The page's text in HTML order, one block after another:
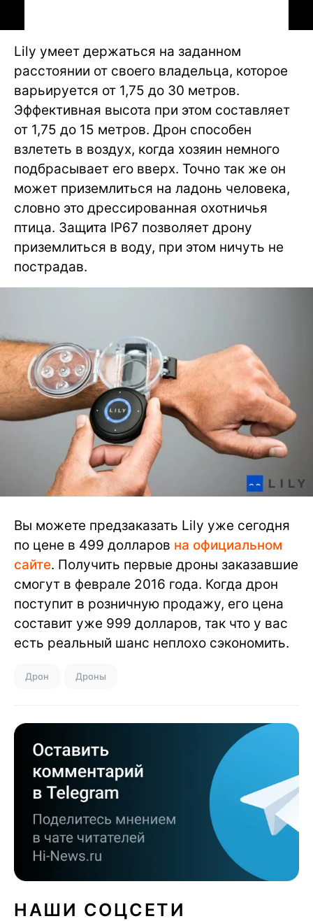
Lily умеет держаться на заданном
расстоянии от своего владельца, которое
варьируется от 1,75 до 30 метров.
Эффективная высота при этом составляет
от 1,75 до 15 метров. Дрон способен
взлететь в воздух, когда хозяин немного
подбрасывает его вверх. Точно так же он
может приземлиться на ладонь человека,
словно это дрессированная охотничья
птица. Защита IP67 позволяет дрону
приземлиться в воду, при этом ничуть не
пострадав.
Вы можете предзаказать Lily уже сегодня
по цене в 499 долларов на официальном
сайте. Получить первые дроны заказавшие
смогут в феврале 2016 года. Когда дрон
поступит в розничную продажу, его цена
составит уже 999 долларов, так что у вас
есть реальный шанс неплохо сэкономить.
Дрон Дроны
НАШИ СОЦСЕТИ